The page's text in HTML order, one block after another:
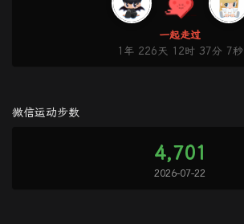
一起走过
1年 226天 12时 37分 8秒
微信运动步数
4,701
2026-07-22